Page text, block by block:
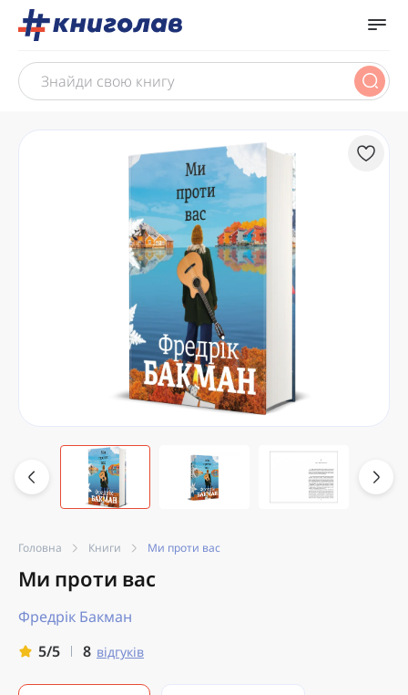
Головна Книги Ми проти вас
Ми проти вас
Фредрік Бакман
5/5
8 відгуків